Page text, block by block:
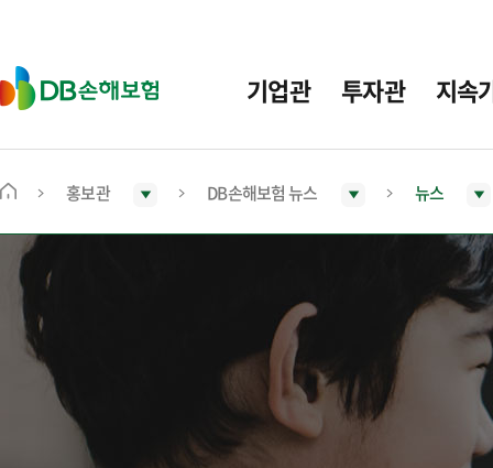
D
B
보
기업관 투자관 지속
메
홍보관 DB손해보험 뉴스 뉴스